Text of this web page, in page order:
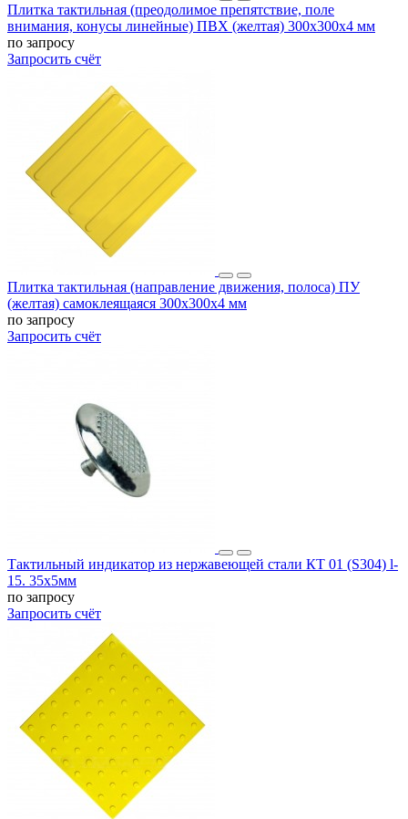
Плитка тактильная (преодолимое препятствие, поле
внимания, конусы линейные) ПВХ (желтая) 300х300х4 мм
по запросу
Запросить счёт
Плитка тактильная (направление движения, полоса) ПУ
(желтая) самоклеящаяся 300х300х4 мм
по запросу
Запросить счёт
Тактильный индикатор из нержавеющей стали КТ 01 (S304) l-
15. 35x5мм
по запросу
Запросить счёт